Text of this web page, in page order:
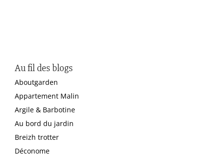
Au fil des blogs
Aboutgarden
Appartement Malin
Argile & Barbotine
Au bord du jardin
Breizh trotter
Déconome